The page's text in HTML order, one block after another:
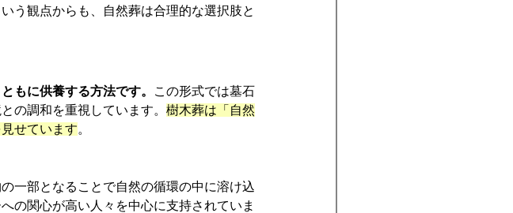
う観点からも、自然葬は合理的な選択肢と
もに供養する方法です。
この形式では墓石
の調和を重視しています。 樹木葬は「自然
せています。
一部となることで自然の循環の中に溶け込
の関心が高い人々を中心に支持されていま